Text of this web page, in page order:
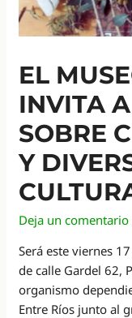
EL
INVITA
SOBRE
Y
Deja un comentario
Será este viernes
de calle Gardel 62,
organismo
Entre Ríos junto al